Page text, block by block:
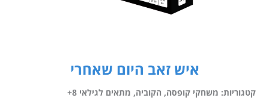
איש זאב היום שאחרי
קטגוריות: משחקי קופסה, הקוביה, מתאים לגילאי 8+